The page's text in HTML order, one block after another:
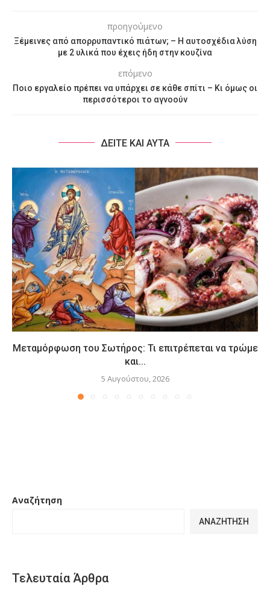
προηγούμενο
Ξέμεινες από απορρυπαντικό πιάτων; – Η αυτοσχέδια λύση
με 2 υλικά που έχεις ήδη στην κουζίνα
επόμενο
Ποιο εργαλείο πρέπει να υπάρχει σε κάθε σπίτι – Κι όμως οι
περισσότεροι το αγνοούν
ΔΕΙΤΕ ΚΑΙ ΑΥΤΑ
Μεταμόρφωση του Σωτήρος: Τι επιτρέπεται να τρώμε
και...
5 Αυγούστου, 2026
Αναζήτηση
ΑΝΑΖΉΤΗΣΗ
Τελευταία Άρθρα